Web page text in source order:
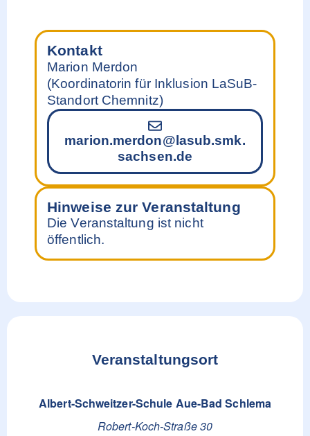
Kontakt
Marion Merdon
(Koordinatorin für Inklusion LaSuB-
Standort Chemnitz)
marion.merdon@lasub.smk.
sachsen.de
Hinweise zur Veranstaltung
Die Veranstaltung ist nicht
öffentlich.
Veranstaltungsort
Albert-Schweitzer-Schule Aue-Bad Schlema
Robert-Koch-Straße 30